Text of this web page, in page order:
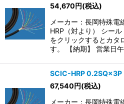
54,670円(税込)
メーカー：長岡特殊
HRP（対より） シー
をクリックするとカタ
す。 【納期】 営業日
SCIC-HRP 0.2SQ×3P
67,540円(税込)
メーカー：長岡特殊